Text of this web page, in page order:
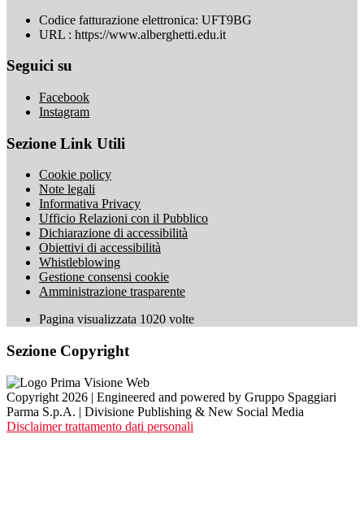
Codice fatturazione elettronica: UFT9BG
URL : https://www.alberghetti.edu.it
Seguici su
Facebook
Instagram
Sezione Link Utili
Cookie policy
Note legali
Informativa Privacy
Ufficio Relazioni con il Pubblico
Dichiarazione di accessibilità
Obiettivi di accessibilità
Whistleblowing
Gestione consensi cookie
Amministrazione trasparente
Pagina visualizzata 1020 volte
Sezione Copyright
Copyright 2026 | Engineered and powered by Gruppo Spaggiari
Parma S.p.A. | Divisione Publishing & New Social Media
Disclaimer trattamento dati personali